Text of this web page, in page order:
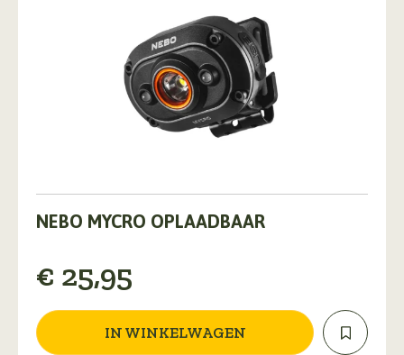
NEBO MYCRO OPLAADBAAR
€ 25,95
IN WINKELWAGEN